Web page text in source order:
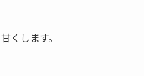
くします。